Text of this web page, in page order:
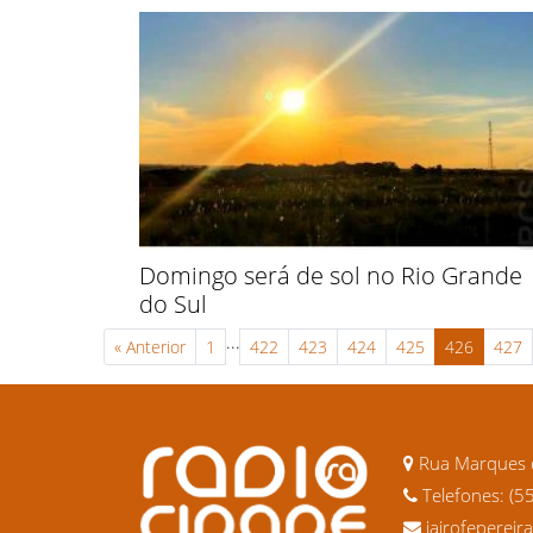
Domingo será de sol no Rio Grande
do Sul
« Anterior 1 ... 422 423 424 425 426 427
Rua Marques
Telefones: